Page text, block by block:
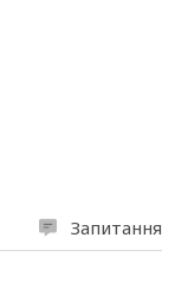
Запитання